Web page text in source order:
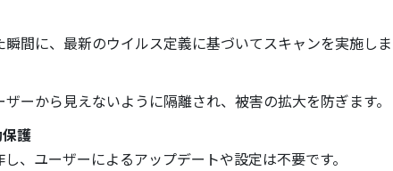
間に、最新のウイルス定義に基づいてスキャンを実施し
ーから見えないように隔離され、被害の拡大を防ぎます。
護
、ユーザーによるアップデートや設定は不要です。